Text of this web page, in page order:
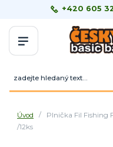
+420 605
Úvod
Plnička Fil Fishing
/12ks